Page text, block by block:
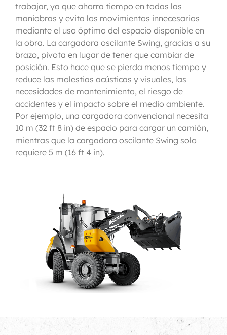
trabajar, ya que ahorra tiempo en todas las
maniobras y evita los movimientos innecesarios
mediante el uso óptimo del espacio disponible en
la obra. La cargadora oscilante Swing, gracias a su
brazo, pivota en lugar de tener que cambiar de
posición. Esto hace que se pierda menos tiempo y
reduce las molestias acústicas y visuales, las
necesidades de mantenimiento, el riesgo de
accidentes y el impacto sobre el medio ambiente.
Por ejemplo, una cargadora convencional necesita
10 m (32 ft 8 in) de espacio para cargar un camión,
mientras que la cargadora oscilante Swing solo
requiere 5 m (16 ft 4 in).